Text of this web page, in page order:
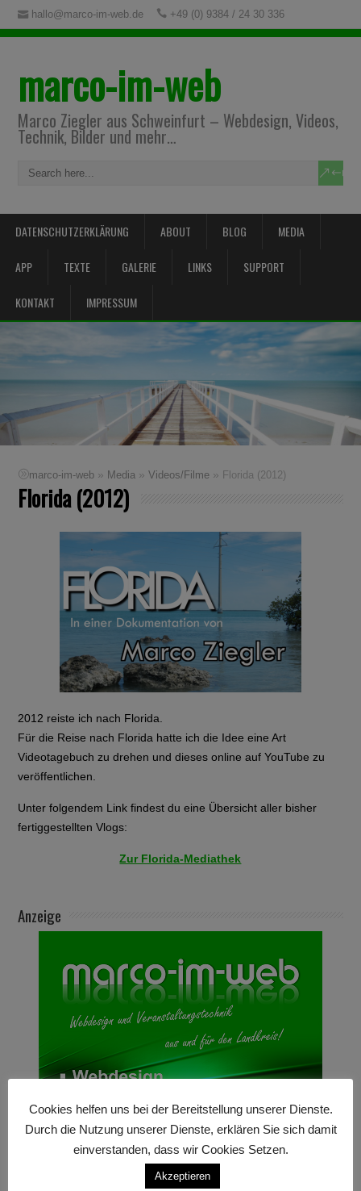
hallo@marco-im-web.de +49 (0) 9384 / 24 30 336
marco-im-web
Marco Ziegler aus Schweinfurt – Webdesign, Videos,
Technik, Bilder und mehr…
DATENSCHUTZERKLÄRUNG ABOUT BLOG MEDIA
APP TEXTE GALERIE LINKS SUPPORT
KONTAKT IMPRESSUM
marco-im-web » Media »Videos/Filme » Florida (2012)
Florida (2012)
2012 reiste ich nach Florida.
Für die Reise nach Florida hatte ich die Idee eine Art
Videotagebuch zu drehen und dieses online auf YouTube zu
veröffentlichen.
Unter folgendem Link findest du eine Übersicht aller bisher
fertiggestellten Vlogs:
Zur Florida-Mediathek
Anzeige
Cookies helfen uns bei der Bereitstellung unserer Dienste.
Durch die Nutzung unserer Dienste, erklären Sie sich damit
einverstanden, dass wir Cookies Setzen.
Akzeptieren